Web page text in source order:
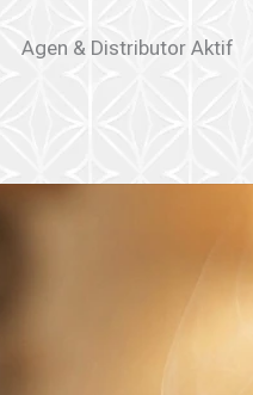
Agen & Distributor Aktif